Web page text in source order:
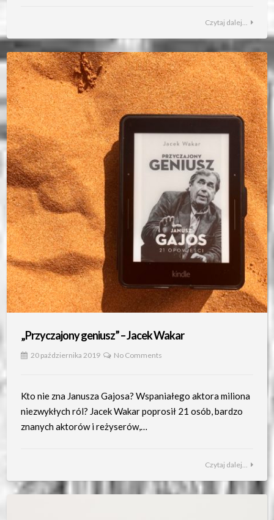
Czytaj dalej...
„Przyczajony geniusz” – Jacek Wakar
20 października 2019 No Comments
Kto nie zna Janusza Gajosa? Wspaniałego aktora miliona
niezwykłych ról? Jacek Wakar poprosił 21 osób, bardzo
znanych aktorów i reżyserów,…
Czytaj dalej...